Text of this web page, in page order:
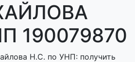
190079870
Н.С. по УНП: получить